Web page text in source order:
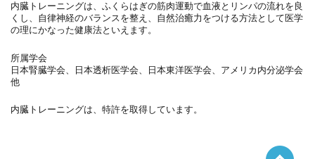
内臓トレーニングは、ふくらはぎの筋肉運動で血液とリンパの流れを良
くし、自律神経のバランスを整え、自然治癒力をつける方法として医学
の理にかなった健康法といえます。
所属学会
日本腎臓学会、日本透析医学会、日本東洋医学会、アメリカ内分泌学会
他
内臓トレーニングは、特許を取得しています。